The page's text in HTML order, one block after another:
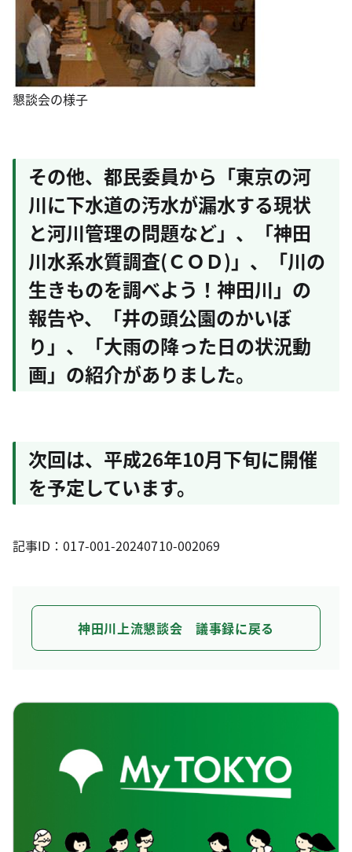
懇談会の様子
その他、都民委員から「東京の河
川に下水道の汚水が漏水する現状
と河川管理の問題など」、「神田
川水系水質調査(ＣＯＤ)」、「川の
生きものを調べよう！神田川」の
報告や、「井の頭公園のかいぼ
り」、「大雨の降った日の状況動
画」の紹介がありました。
次回は、平成26年10月下旬に開催
を予定しています。
記事ID：017-001-20240710-002069
神田川上流懇談会 議事録に戻る